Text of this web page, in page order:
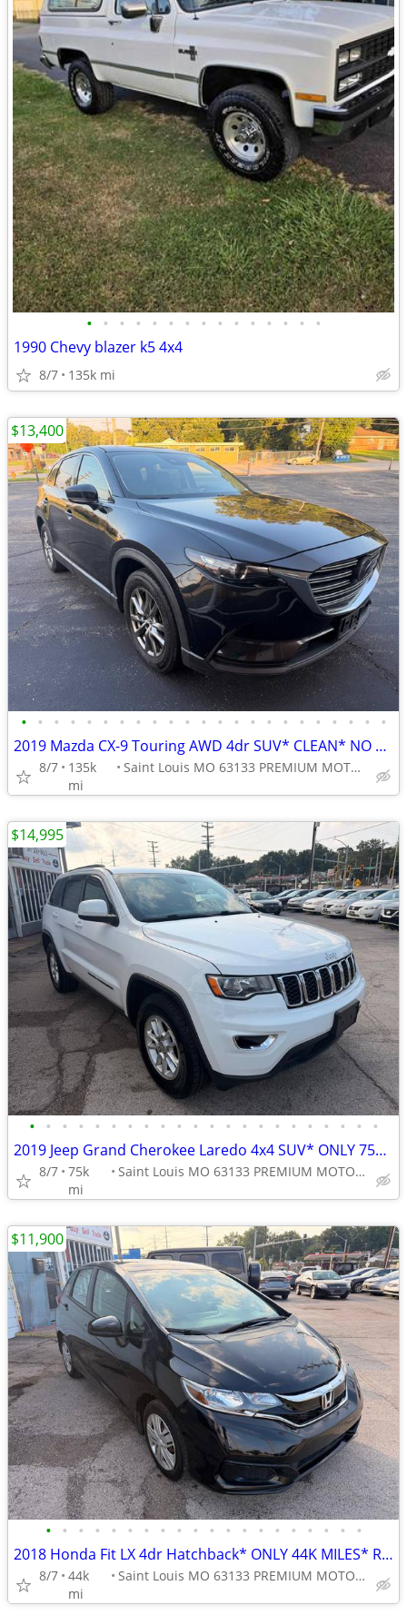
• • • • • • • • • • • • • • •
1990 Chevy blazer k5 4x4
8/7 135k mi
• • • • • • • • • • • • • • • • • • • • • • •
2019 Mazda CX-9 Touring AWD 4dr SUV* CLEAN* NO ACCIDENT* EXCELLENT*
8/7
135k
mi
Saint Louis MO 63133 PREMIUM MOTORS
$13,400
• • • • • • • • • • • • • • • • • • • • • •
2019 Jeep Grand Cherokee Laredo 4x4 SUV* ONLY 75K MILES* NO ACCIDENT*
8/7 75k
mi
Saint Louis MO 63133 PREMIUM MOTORS
$14,995
• • • • • • • • • • • • • • • • • • • •
2018 Honda Fit LX 4dr Hatchback* ONLY 44K MILES* RELIABLE* SUPER CLEAN
8/7 44k
mi
Saint Louis MO 63133 PREMIUM MOTORS
$11,900